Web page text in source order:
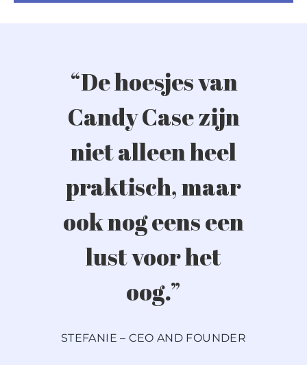
“De hoesjes van
Candy Case zijn
niet alleen heel
praktisch, maar
ook nog eens een
lust voor het
oog.”
STEFANIE – CEO AND FOUNDER